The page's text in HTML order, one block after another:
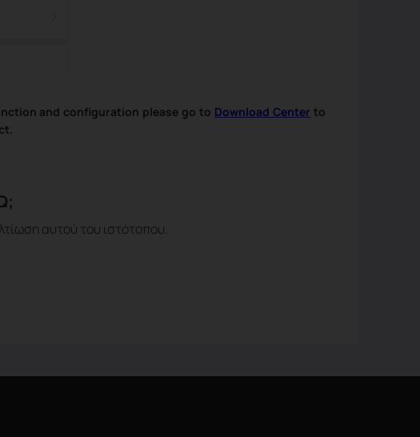
and configuration please go to Download Center to
αυτού του ιστότοπου.